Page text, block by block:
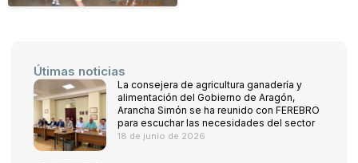
Útimas noticias
La consejera de agricultura ganadería y
alimentación del Gobierno de Aragón,
Arancha Simón se ha reunido con FEREBRO
para escuchar las necesidades del sector
18 de junio de 2026